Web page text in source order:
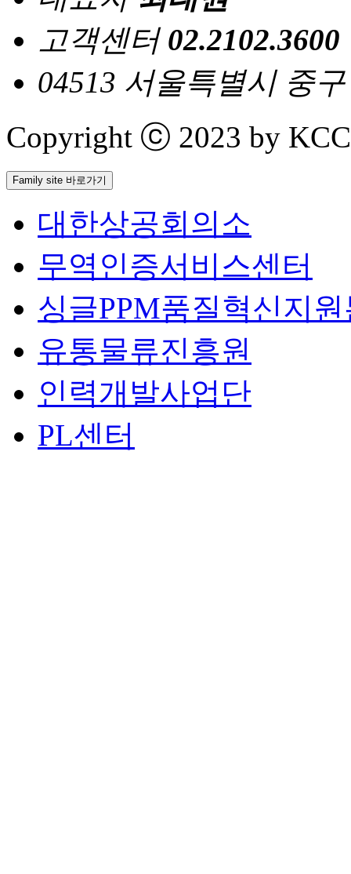
고객센터 02.2102.3600
04513 서울특별시 중
Copyright ⓒ 2023 by
Family site 바로가기
대한상공회의소
무역인증서비스센터
싱글PPM품질혁신지
유통물류진흥원
인력개발사업단
PL센터